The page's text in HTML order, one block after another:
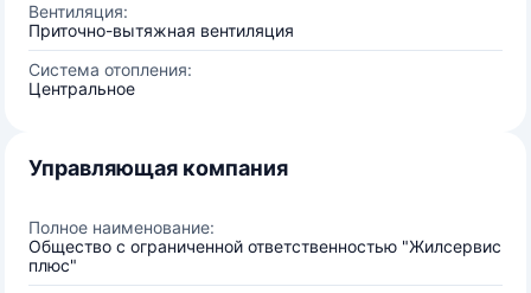
Вентиляция:
Приточно-вытяжная вентиляция
Система отопления:
Центральное
Управляющая компания
Полное наименование:
Общество с ограниченной ответственностью "Жилсервис
плюс"